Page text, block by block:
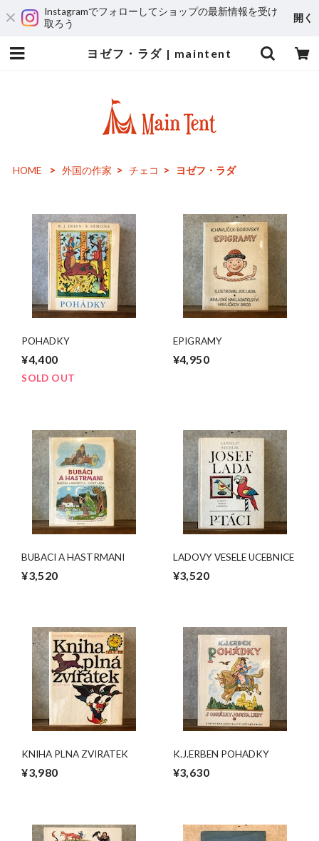
Instagramでフォローしてショップの最新情報を受け
取ろう
開く
ヨゼフ・ラダ | maintent
HOME 外国の作家 チェコ ヨゼフ・ラダ
POHADKY
¥4,400
SOLD OUT
EPIGRAMY
¥4,950
BUBACI A HASTRMANI
¥3,520
LADOVY VESELE UCEBNICE
¥3,520
KNIHA PLNA ZVIRATEK
¥3,980
K.J.ERBEN POHADKY
¥3,630